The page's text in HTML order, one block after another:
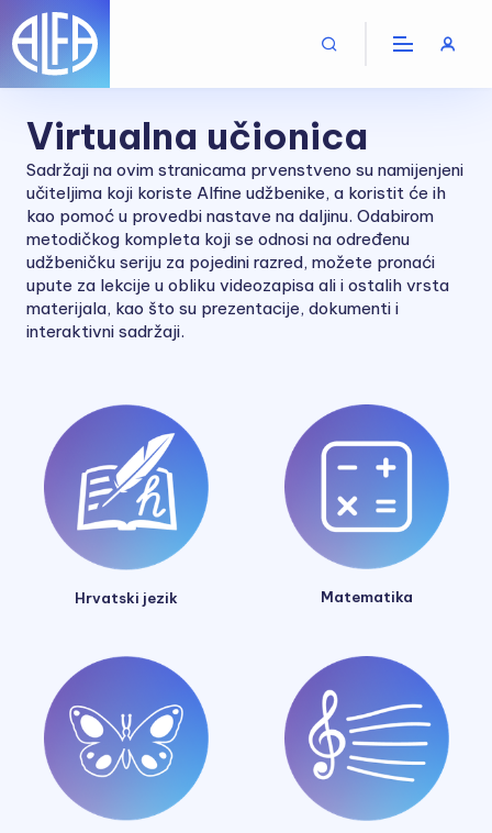
Virtualna učionica
Sadržaji na ovim stranicama prvenstveno su namijenjeni
učiteljima koji koriste Alfine udžbenike, a koristit će ih
kao pomoć u provedbi nastave na daljinu. Odabirom
metodičkog kompleta koji se odnosi na određenu
udžbeničku seriju za pojedini razred, možete pronaći
upute za lekcije u obliku videozapisa ali i ostalih vrsta
materijala, kao što su prezentacije, dokumenti i
interaktivni sadržaji.
Hrvatski jezik Matematika